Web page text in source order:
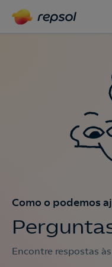
Como o podemos
Encontre respostas